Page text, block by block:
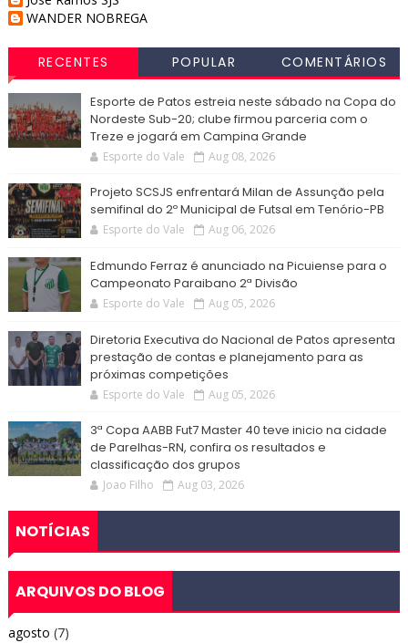
WANDER NOBREGA
RECENTES POPULAR COMENTÁRIOS
Esporte de Patos estreia neste sábado na Copa do
Nordeste Sub-20; clube firmou parceria com o
Treze e jogará em Campina Grande
Esporte do Vale Aug 08, 2026
Projeto SCSJS enfrentará Milan de Assunção pela
semifinal do 2º Municipal de Futsal em Tenório-PB
Esporte do Vale Aug 06, 2026
Edmundo Ferraz é anunciado na Picuiense para o
Campeonato Paraibano 2ª Divisão
Esporte do Vale Aug 05, 2026
Diretoria Executiva do Nacional de Patos apresenta
prestação de contas e planejamento para as
próximas competições
Esporte do Vale Aug 05, 2026
3ª Copa AABB Fut7 Master 40 teve inicio na cidade
de Parelhas-RN, confira os resultados e
classificação dos grupos
Joao Filho Aug 03, 2026
NOTÍCIAS
ARQUIVOS DO BLOG
agosto (7)